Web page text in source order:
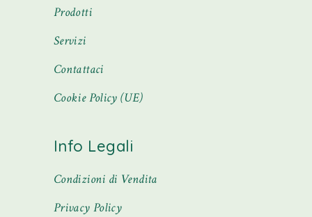
Prodotti
Servizi
Contattaci
Cookie Policy (UE)
Info Legali
Condizioni di Vendita
Privacy Policy